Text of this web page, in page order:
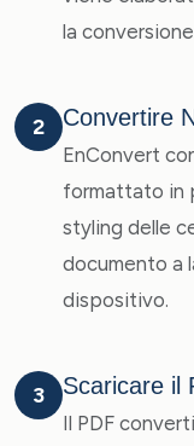
la
2 Convertire
EnConvert
formattato in
styling delle
documento a
dispositivo.
3 Scaricare il
Il PDF